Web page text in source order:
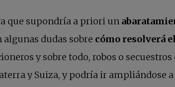
que supondría a priori un
dudas sobre cómo resolverá
y sobre todo, robos o
y Suiza, y podría ir ampliándose a